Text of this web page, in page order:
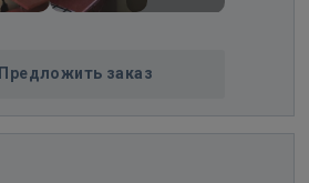
Предложить заказ